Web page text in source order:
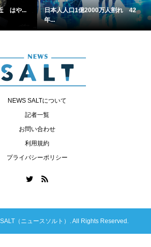
はや...
日本人人口1億2000万人割れ 42
年...
NEWS SALTについて
記者一覧
お問い合わせ
利用規約
プライバシーポリシー
（ニュースソルト）. All Rights Reserved.